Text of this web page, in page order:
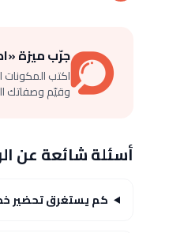
جرّب ميزة
اكتب
وقيّم وصفاتك
أسئلة شائعة عن
كم يستغرق تحضير